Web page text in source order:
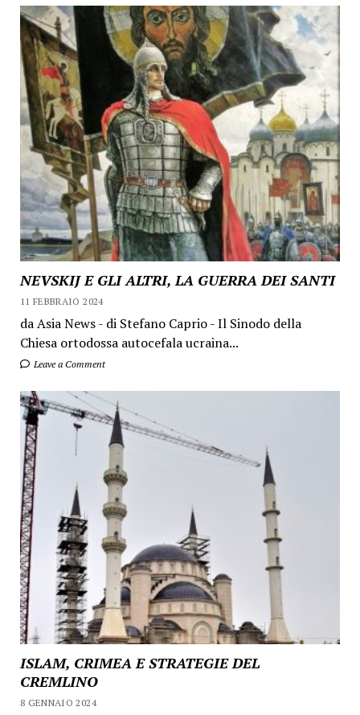
NEVSKIJ E GLI ALTRI, LA GUERRA DEI SANTI
11 FEBBRAIO 2024
da Asia News - di Stefano Caprio - Il Sinodo della
Chiesa ortodossa autocefala ucraina...
Leave a Comment
ISLAM, CRIMEA E STRATEGIE DEL
CREMLINO
8 GENNAIO 2024